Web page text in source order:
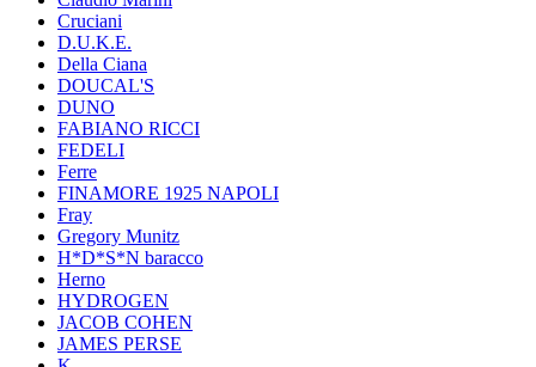
Cruciani
D.U.K.E.
Della Ciana
DOUCAL'S
DUNO
FABIANO RICCI
FEDELI
Ferre
FINAMORE 1925 NAPOLI
Fray
Gregory Munitz
H*D*S*N baracco
Herno
HYDROGEN
JACOB COHEN
JAMES PERSE